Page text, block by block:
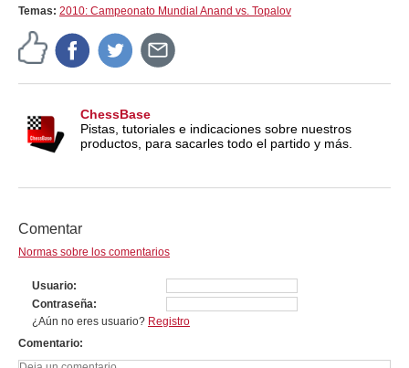
Temas: 2010: Campeonato Mundial Anand vs. Topalov
ChessBase
Pistas, tutoriales e indicaciones sobre nuestros
productos, para sacarles todo el partido y más.
Comentar
Normas sobre los comentarios
Usuario
Contraseña
¿Aún no eres usuario? Registro
Comentario